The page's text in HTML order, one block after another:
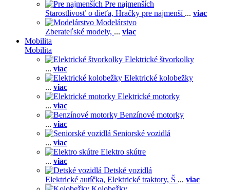
Pre najmenších
Starostlivosť o dieťa, Hračky pre najmenší ... viac
Modelárstvo
Zberateľské modely, ... viac
Mobilita
Mobilita
Elektrické štvorkolky
... viac
Elektrické kolobežky
... viac
Elektrické motorky
... viac
Benzínové motorky
... viac
Seniorské vozidlá
... viac
Elektro skútre
... viac
Detské vozidlá
Elektrické autíčka, Elektrické traktory, Š ... viac